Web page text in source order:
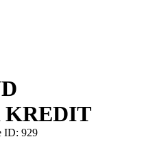
KREDIT
ID: 929